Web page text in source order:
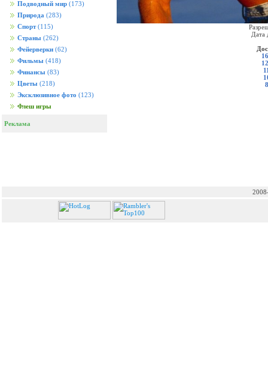
Подводный мир (173)
Природа (283)
Спорт (115)
Страны (262)
Фейерверки (62)
Фильмы (418)
Финансы (83)
Цветы (218)
Эксклюзивное фото (123)
Флеш игры
Реклама
Дата